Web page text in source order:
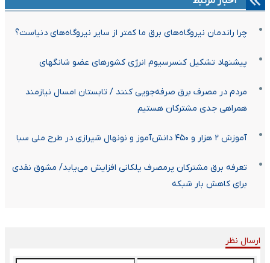
چرا راندمان نیروگاه‌های برق ما کمتر از سایر نیروگاه‌های دنیاست؟
پیشنهاد تشکیل کنسرسیوم انرژی کشورهای عضو شانگهای
مردم در مصرف برق صرفه‌جویی کنند / تابستان امسال نیازمند
همراهی جدی مشترکان هستیم
آموزش ۲ هزار و ۴۵۰ دانش‌آموز و نونهال شیرازی در طرح ملی سبا
تعرفه برق مشترکان پرمصرف پلکانی افزایش می‌یابد/ مشوق نقدی
برای کاهش بار شبکه
ارسال نظر